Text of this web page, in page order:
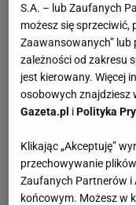
S.A. – lub Zaufanych
możesz się sprzeciwić,
Zaawansowanych”
zależności od zakresu
jest kierowany. Więcej
osobowych znajdziesz
Gazeta.pl iPolityka
Klikając „Akceptuję”
przechowywanie
Zaufanych Partnerów i
końcowym. Możesz w